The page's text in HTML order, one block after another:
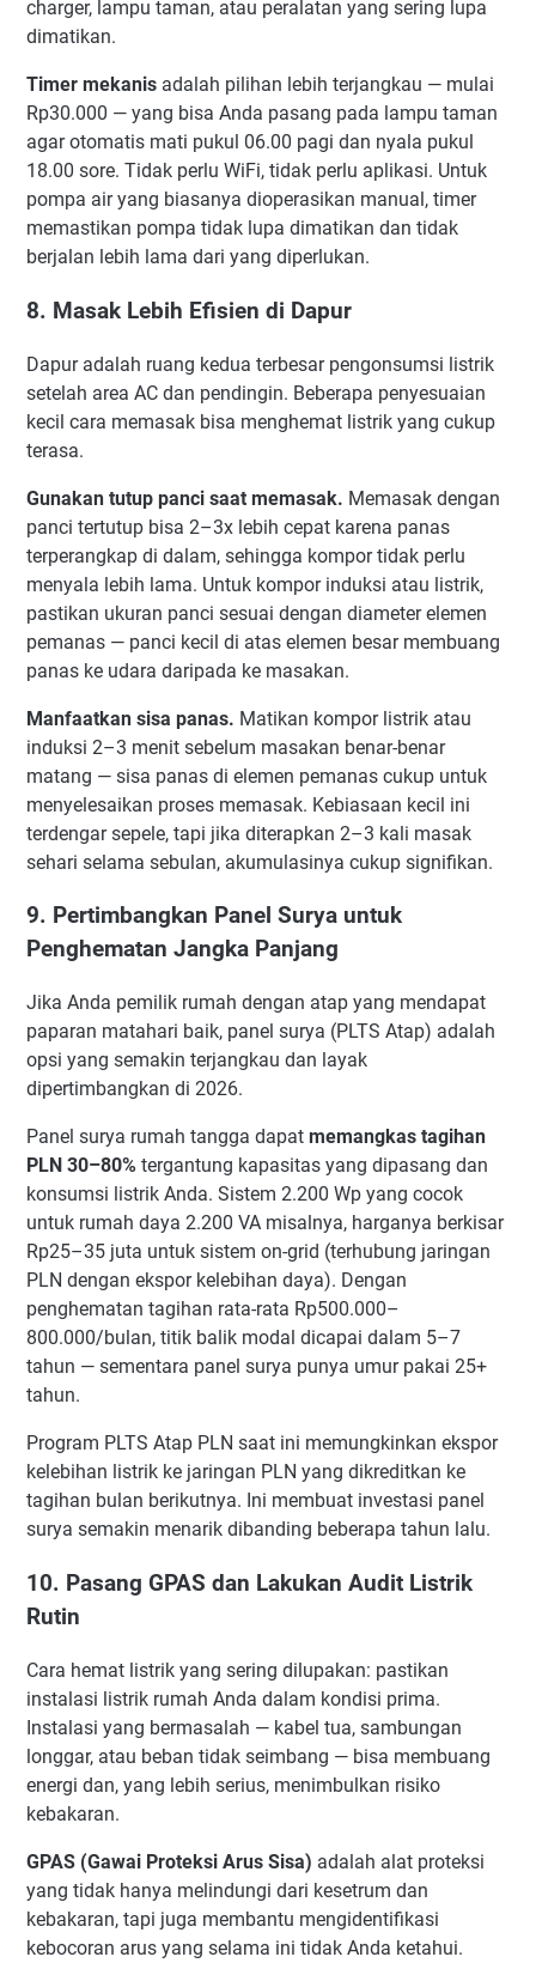
charger, lampu taman, atau peralatan yang sering lupa
dimatikan.
Timer mekanis adalah pilihan lebih terjangkau — mulai
Rp30.000 — yang bisa Anda pasang pada lampu taman
agar otomatis mati pukul 06.00 pagi dan nyala pukul
18.00 sore. Tidak perlu WiFi, tidak perlu aplikasi. Untuk
pompa air yang biasanya dioperasikan manual, timer
memastikan pompa tidak lupa dimatikan dan tidak
berjalan lebih lama dari yang diperlukan.
8. Masak Lebih Efisien di Dapur
Dapur adalah ruang kedua terbesar pengonsumsi listrik
setelah area AC dan pendingin. Beberapa penyesuaian
kecil cara memasak bisa menghemat listrik yang cukup
terasa.
Gunakan tutup panci saat memasak. Memasak dengan
panci tertutup bisa 2–3x lebih cepat karena panas
terperangkap di dalam, sehingga kompor tidak perlu
menyala lebih lama. Untuk kompor induksi atau listrik,
pastikan ukuran panci sesuai dengan diameter elemen
pemanas — panci kecil di atas elemen besar membuang
panas ke udara daripada ke masakan.
Manfaatkan sisa panas. Matikan kompor listrik atau
induksi 2–3 menit sebelum masakan benar-benar
matang — sisa panas di elemen pemanas cukup untuk
menyelesaikan proses memasak. Kebiasaan kecil ini
terdengar sepele, tapi jika diterapkan 2–3 kali masak
sehari selama sebulan, akumulasinya cukup signifikan.
9. Pertimbangkan Panel Surya untuk
Penghematan Jangka Panjang
Jika Anda pemilik rumah dengan atap yang mendapat
paparan matahari baik, panel surya (PLTS Atap) adalah
opsi yang semakin terjangkau dan layak
dipertimbangkan di 2026.
Panel surya rumah tangga dapat memangkas tagihan
PLN 30–80% tergantung kapasitas yang dipasang dan
konsumsi listrik Anda. Sistem 2.200 Wp yang cocok
untuk rumah daya 2.200 VA misalnya, harganya berkisar
Rp25–35 juta untuk sistem on-grid (terhubung jaringan
PLN dengan ekspor kelebihan daya). Dengan
penghematan tagihan rata-rata Rp500.000–
800.000/bulan, titik balik modal dicapai dalam 5–7
tahun — sementara panel surya punya umur pakai 25+
tahun.
Program PLTS Atap PLN saat ini memungkinkan ekspor
kelebihan listrik ke jaringan PLN yang dikreditkan ke
tagihan bulan berikutnya. Ini membuat investasi panel
surya semakin menarik dibanding beberapa tahun lalu.
10. Pasang GPAS dan Lakukan Audit Listrik
Rutin
Cara hemat listrik yang sering dilupakan: pastikan
instalasi listrik rumah Anda dalam kondisi prima.
Instalasi yang bermasalah — kabel tua, sambungan
longgar, atau beban tidak seimbang — bisa membuang
energi dan, yang lebih serius, menimbulkan risiko
kebakaran.
GPAS (Gawai Proteksi Arus Sisa) adalah alat proteksi
yang tidak hanya melindungi dari kesetrum dan
kebakaran, tapi juga membantu mengidentifikasi
kebocoran arus yang selama ini tidak Anda ketahui.